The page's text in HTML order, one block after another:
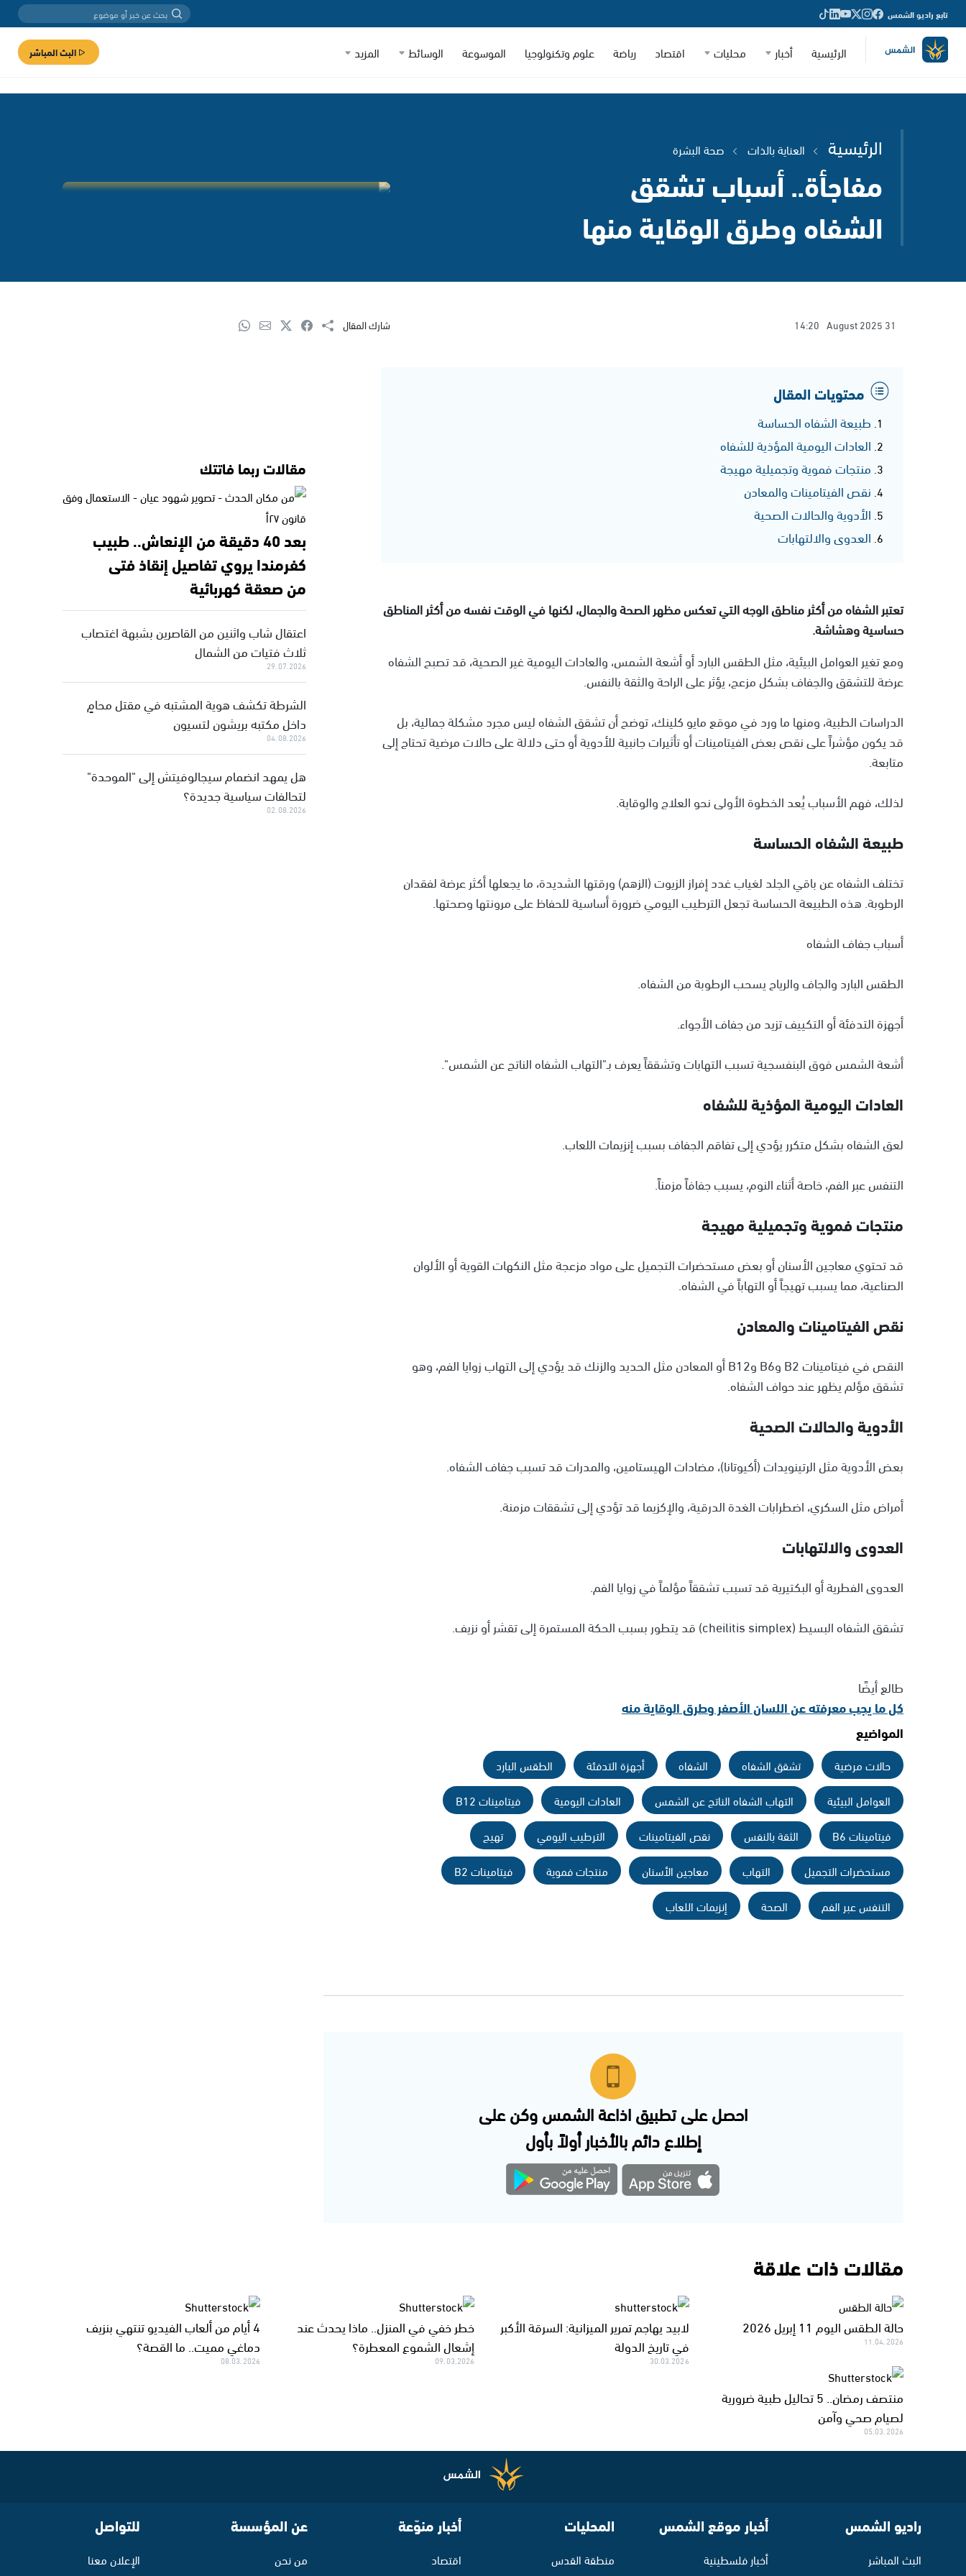
تابع راديو الشمس
الرئيسية أخبار محليات اقتصاد رياضة علوم وتكنولوجيا الموسوعة الوسائط المزيد البث المباشر
الرئيسية العناية بالذات صحة البشرة
مفاجأة.. أسباب تشقق
الشفاه وطرق الوقاية منها
31 August 2025
14:20 شارك المقال
محتويات المقال
طبيعة الشفاه الحساسة
العادات اليومية المؤذية للشفاه
منتجات فموية وتجميلية مهيجة
نقص الفيتامينات والمعادن
الأدوية والحالات الصحية
العدوى والالتهابات
تعتبر الشفاه من أكثر مناطق الوجه التي تعكس مظهر الصحة والجمال، لكنها في الوقت نفسه من أكثر المناطق
حساسية وهشاشة.
ومع تغير العوامل البيئية، مثل الطقس البارد أو أشعة الشمس، والعادات اليومية غير الصحية، قد تصبح الشفاه
عرضة للتشقق والجفاف بشكل مزعج، يؤثر على الراحة والثقة بالنفس.
الدراسات الطبية، ومنها ما ورد في موقع مايو كلينك، توضح أن تشقق الشفاه ليس مجرد مشكلة جمالية، بل
قد يكون مؤشراً على نقص بعض الفيتامينات أو تأثيرات جانبية للأدوية أو حتى دلالة على حالات مرضية تحتاج إلى
متابعة.
لذلك، فهم الأسباب يُعد الخطوة الأولى نحو العلاج والوقاية.
طبيعة الشفاه الحساسة
تختلف الشفاه عن باقي الجلد لغياب غدد إفراز الزيوت (الزهم) ورقتها الشديدة، ما يجعلها أكثر عرضة لفقدان
الرطوبة. هذه الطبيعة الحساسة تجعل الترطيب اليومي ضرورة أساسية للحفاظ على مرونتها وصحتها.
أسباب جفاف الشفاه
الطقس البارد والجاف والرياح يسحب الرطوبة من الشفاه.
أجهزة التدفئة أو التكييف تزيد من جفاف الأجواء.
أشعة الشمس فوق البنفسجية تسبب التهابات وتشققاً يعرف بـ"التهاب الشفاه الناتج عن الشمس".
العادات اليومية المؤذية للشفاه
لعق الشفاه بشكل متكرر يؤدي إلى تفاقم الجفاف بسبب إنزيمات اللعاب.
التنفس عبر الفم، خاصة أثناء النوم، يسبب جفافاً مزمناً.
منتجات فموية وتجميلية مهيجة
قد تحتوي معاجين الأسنان أو بعض مستحضرات التجميل على مواد مزعجة مثل النكهات القوية أو الألوان
الصناعية، مما يسبب تهيجاً أو التهاباً في الشفاه.
نقص الفيتامينات والمعادن
النقص في فيتامينات B2 وB6 وB12 أو المعادن مثل الحديد والزنك قد يؤدي إلى التهاب زوايا الفم، وهو
تشقق مؤلم يظهر عند حواف الشفاه.
الأدوية والحالات الصحية
بعض الأدوية مثل الرتينويدات (أكيوتانا)، مضادات الهيستامين، والمدرات قد تسبب جفاف الشفاه.
أمراض مثل السكري، اضطرابات الغدة الدرقية، والإكزيما قد تؤدي إلى تشققات مزمنة.
العدوى والالتهابات
العدوى الفطرية أو البكتيرية قد تسبب تشققاً مؤلماً في زوايا الفم.
تشقق الشفاه البسيط (cheilitis simplex) قد يتطور بسبب الحكة المستمرة إلى تقشر أو نزيف.
طالع أيضًا
كل ما يجب معرفته عن اللسان الأصفر وطرق الوقاية منه
المواضيع
حالات مرضية تشقق الشفاه الشفاه أجهزة التدفئة
الطقس البارد
العوامل البيئية
التهاب الشفاه الناتج عن الشمس العادات اليومية
فيتامينات B12
فيتامينات B6
الثقة بالنفس نقص الفيتامينات الترطيب اليومي
تهيج
مستحضرات التجميل
التهاب معاجين الأسنان منتجات فموية
فيتامينات B2
التنفس عبر الفم
الصحة إنزيمات اللعاب
احصل على تطبيق اذاعة الشمس وكن على
إطلاع دائم بالأخبار أولاً بأول
مقالات ربما فاتتك
بعد 40 دقيقة من الإنعاش.. طبيب
كفرمندا يروي تفاصيل إنقاذ فتى
من صعقة كهربائية
اعتقال شاب واثنين من القاصرين بشبهة اغتصاب
ثلاث فتيات من الشمال
29.07.2026
الشرطة تكشف هوية المشتبه في مقتل محامٍ
داخل مكتبه بريشون لتسيون
04.08.2026
هل يمهد انضمام سيجالوفيتش إلى "الموحدة"
لتحالفات سياسية جديدة؟
02.08.2026
مقالات ذات علاقة
حالة الطقس اليوم 11 إبريل 2026
11.04.2026
لابيد يهاجم تمرير الميزانية: السرقة الأكبر
في تاريخ الدولة
30.03.2026
خطر خفي في المنزل.. ماذا يحدث عند
إشعال الشموع المعطرة؟
09.03.2026
4 أيام من ألعاب الفيديو تنتهي بنزيف
دماغي مميت.. ما القصة؟
08.03.2026
منتصف رمضان.. 5 تحاليل طبية ضرورية
لصيام صحي وآمن
05.03.2026
راديو الشمس
البث المباشر
أخبار موقع الشمس
أخبار فلسطينية
المحليات
منطقة القدس
أخبار منوّعة
اقتصاد
عن المؤسسة
من نحن
للتواصل
الإعلان معنا